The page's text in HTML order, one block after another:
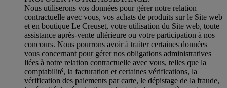
Nous utiliserons vos données pour gérer notre relation
contractuelle avec vous, vos achats de produits sur le Site web
et en boutique Le Creuset, votre utilisation du Site web, toute
assistance après-vente ultérieure ou votre participation à nos
concours. Nous pourrons avoir à traiter certaines données
vous concernant pour gérer nos obligations administratives
liées à notre relation contractuelle avec vous, telles que la
comptabilité, la facturation et certaines vérifications, la
vérification des paiements par carte, le dépistage de la fraude,